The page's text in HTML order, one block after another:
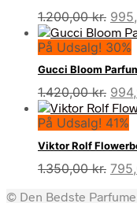
1.200,00kr. Den
pris
var:
På Udsalg! 30%
Gucci Bloom
1.420,00kr. Den
pris
var:
På Udsalg! 41%
Viktor Rolf
1.350,00kr. Den
pris
© Den Bedste Parfume